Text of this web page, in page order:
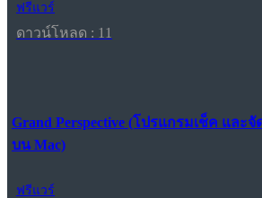
ฟรีแวร์
ดาวน์โหลด : 11
Grand Perspective (โปรแกรมเช็ค และ
บน Mac)
ฟรีแวร์